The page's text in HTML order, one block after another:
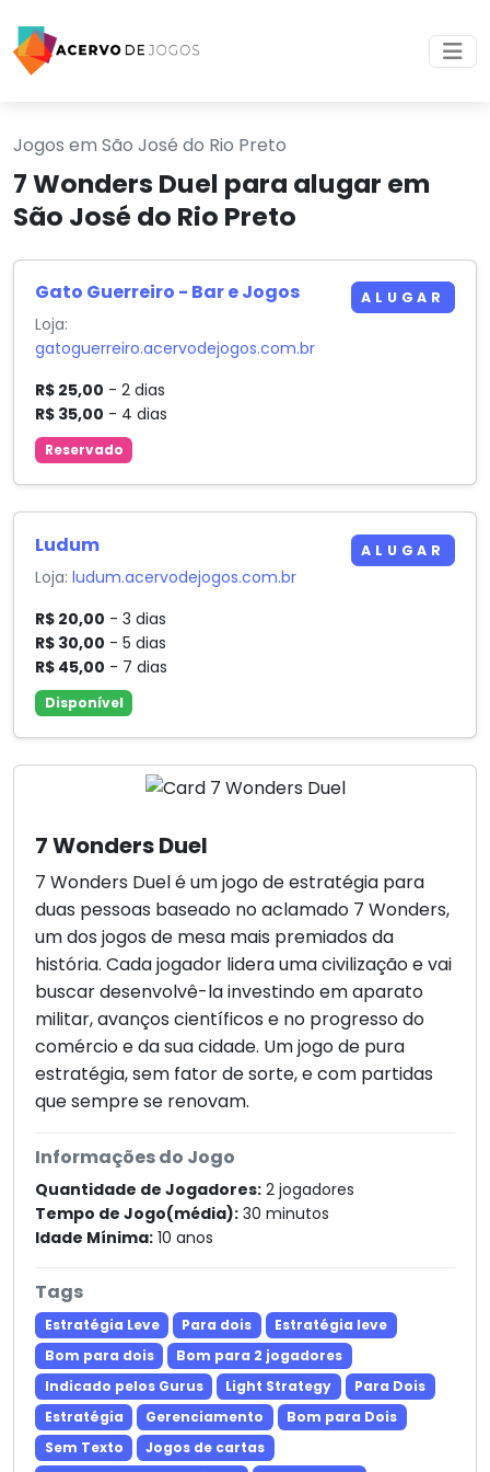
Jogos em São José do Rio Preto
7 Wonders Duel para alugar em
São José do Rio Preto
7 Wonders Duel
7 Wonders Duel é um jogo de estratégia para
duas pessoas baseado no aclamado 7 Wonders,
um dos jogos de mesa mais premiados da
história. Cada jogador lidera uma civilização e vai
buscar desenvolvê-la investindo em aparato
militar, avanços científicos e no progresso do
comércio e da sua cidade. Um jogo de pura
estratégia, sem fator de sorte, e com partidas
que sempre se renovam.
Informações do Jogo
Quantidade de Jogadores: 2 jogadores
Tempo de Jogo(média): 30 minutos
Idade Mínima: 10 anos
Tags
Estratégia Leve Para dois
Estratégia leve
Bom para dois
Bom para 2 jogadores
Indicado pelos Gurus
Light Strategy
Para Dois
Estratégia
Gerenciamento
Bom para Dois
Sem Texto
Jogos de cartas
Gato Guerreiro - Bar e Jogos
Loja:
gatoguerreiro.acervodejogos.com.br
R$ 25,00 - 2 dias
R$ 35,00 - 4 dias
Reservado
ALUGAR
Ludum
Loja:ludum.acervodejogos.com.br
R$ 20,00 - 3 dias
R$ 30,00 - 5 dias
R$ 45,00 - 7 dias
Disponível
ALUGAR